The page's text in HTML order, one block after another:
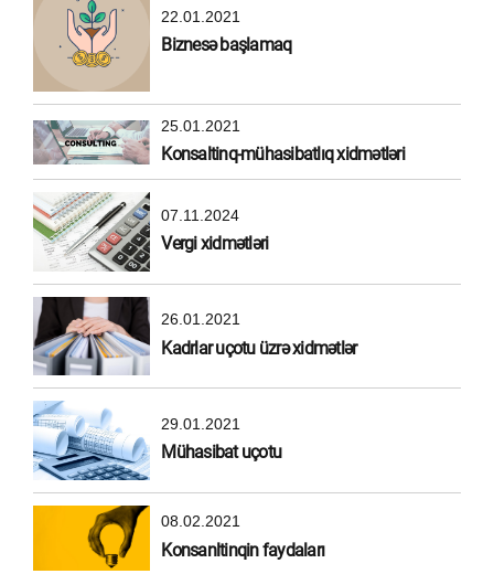
22.01.2021
Biznesə başlamaq
25.01.2021
Konsaltinq-mühasibatlıq xidmətləri
07.11.2024
Vergi xidmətləri
26.01.2021
Kadrlar uçotu üzrə xidmətlər
29.01.2021
Mühasibat uçotu
08.02.2021
Konsanltinqin faydaları